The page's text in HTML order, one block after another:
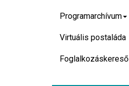
Programarchívum
Virtuális postaláda
Foglalkozáskereső